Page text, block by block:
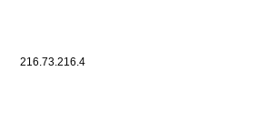
216.73.216.4